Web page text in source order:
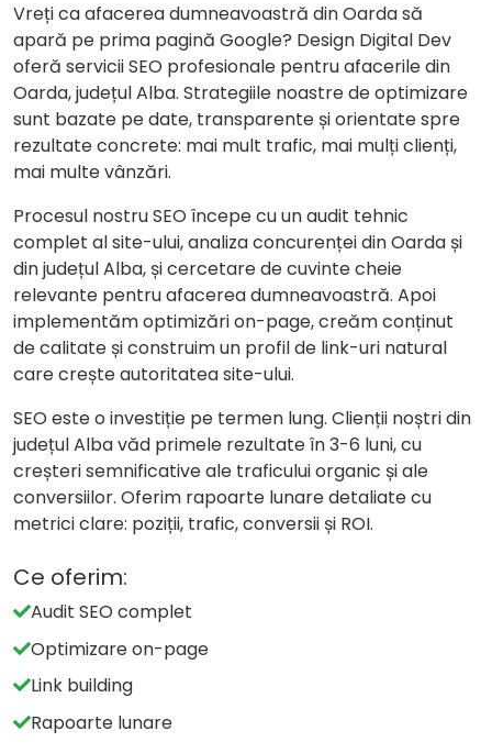
Vreți ca afacerea dumneavoastră din Oarda să
apară pe prima pagină Google? Design Digital Dev
oferă servicii SEO profesionale pentru afacerile din
Oarda, județul Alba. Strategiile noastre de optimizare
sunt bazate pe date, transparente și orientate spre
rezultate concrete: mai mult trafic, mai mulți clienți,
mai multe vânzări.
Procesul nostru SEO începe cu un audit tehnic
complet al site-ului, analiza concurenței din Oarda și
din județul Alba, și cercetare de cuvinte cheie
relevante pentru afacerea dumneavoastră. Apoi
implementăm optimizări on-page, creăm conținut
de calitate și construim un profil de link-uri natural
care crește autoritatea site-ului.
SEO este o investiție pe termen lung. Clienții noștri din
județul Alba văd primele rezultate în 3-6 luni, cu
creșteri semnificative ale traficului organic și ale
conversiilor. Oferim rapoarte lunare detaliate cu
metrici clare: poziții, trafic, conversii și ROI.
Ce oferim:
Audit SEO complet
Optimizare on-page
Link building
Rapoarte lunare